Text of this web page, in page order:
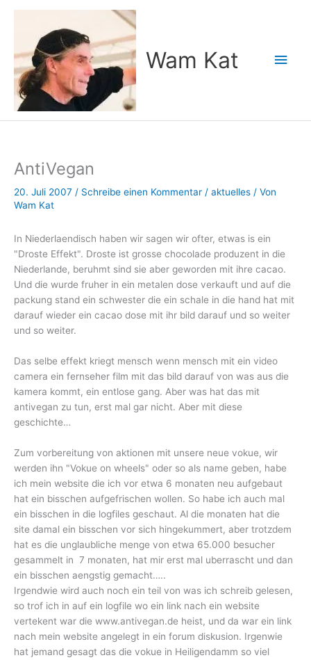
Wam Kat
AntiVegan
20. Juli 2007 / Schreibe einen Kommentar / aktuelles / Von
Wam Kat
In Niederlaendisch haben wir sagen wir ofter, etwas is ein
"Droste Effekt". Droste ist grosse chocolade produzent in die
Niederlande, beruhmt sind sie aber geworden mit ihre cacao.
Und die wurde fruher in ein metalen dose verkauft und auf die
packung stand ein schwester die ein schale in die hand hat mit
darauf wieder ein cacao dose mit ihr bild darauf und so weiter
und so weiter.
Das selbe effekt kriegt mensch wenn mensch mit ein video
camera ein fernseher film mit das bild darauf von was aus die
kamera kommt, ein entlose gang. Aber was hat das mit
antivegan zu tun, erst mal gar nicht. Aber mit diese
geschichte…
Zum vorbereitung von aktionen mit unsere neue vokue, wir
werden ihn "Vokue on wheels" oder so als name geben, habe
ich mein website die ich vor etwa 6 monaten neu aufgebaut
hat ein bisschen aufgefrischen wollen. So habe ich auch mal
ein bisschen in die logfiles geschaut. Al die monaten hat die
site damal ein bisschen vor sich hingekummert, aber trotzdem
hat es die unglaubliche menge von etwa 65.000 besucher
gesammelt in 7 monaten, hat mir erst mal uberrascht und dan
ein bisschen aengstig gemacht…..
Irgendwie wird auch noch ein teil von was ich schreib gelesen,
so trof ich in auf ein logfile wo ein link nach ein website
vertekent war die www.antivegan.de heist, und da war ein link
nach mein website angelegt in ein forum diskusion. Irgenwie
hat jemand gesagt das die vokue in Heiligendamm so viel